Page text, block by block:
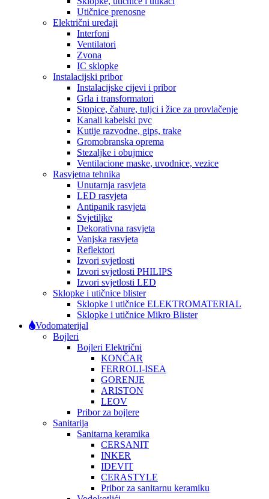
Utičnice prenosne
Električni uređaji
Interfoni
Ventilatori
Zvona
IC sklopke
Instalacijski pribor
Instalacijske cijevi i pribor
Grla i transformatori
Stopice, čahure, tuljci i žice za provlačenje
Kanali kabelski pvc
Kutije razvodne, gips, trake
Gromobranska oprema
Stezaljke i obujmice
Ventilacione maske, uvodnice, vezice
Rasvjetna tehnika
Unutarnja rasvjeta
LED rasvjeta
Antipanik rasvjeta
Svjetiljke
Dekorativna rasvjeta
Vanjska rasvjeta
Reflektori
Izvori svjetlosti
Izvori svjetlosti PHILIPS
Izvori svjetlosti LED
Sklopke i utičnice blister
Sklopke i utičnice ELEKTROMATERIAL
Sklopke i utičnice Mikro Blister
Vodomaterijal
Bojleri
Bojleri Električni
KONČAR
FERROLI-ISEA
GORENJE
ARISTON
LEOV
Pribor za bojlere
Sanitarija
Sanitarna keramika
CERSANIT
INKER
IDEVIT
CERASTYLE
Pribor za sanitarnu keramiku